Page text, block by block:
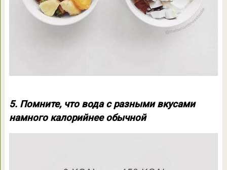
5. Помните, что вода с разными вкусами
намного калорийнее обычной